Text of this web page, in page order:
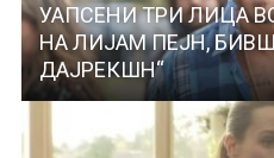
УАПСЕНИ ТРИ ЛИЦА
НА ЛИЈАМ ПЕЈН,
ДАЈРЕКШН“